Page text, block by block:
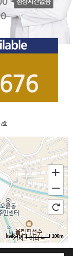
호
100m